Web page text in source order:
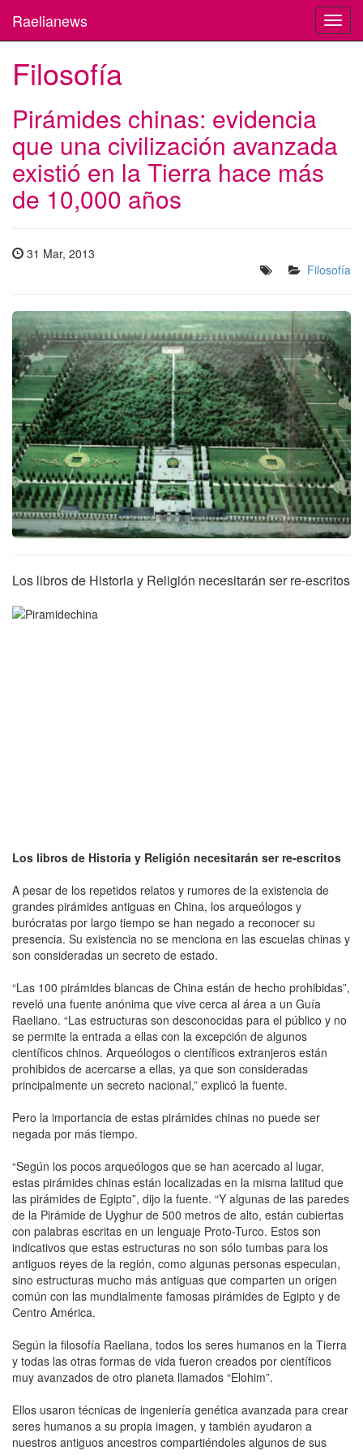
Raelianews
Filosofía
Pirámides chinas: evidencia
que una civilización avanzada
existió en la Tierra hace más
de 10,000 años
31 Mar, 2013
Filosofía
Los libros de Historia y Religión necesitarán ser re-escritos
Los libros de Historia y Religión necesitarán ser re-escritos
A pesar de los repetidos relatos y rumores de la existencia de
grandes pirámides antiguas en China, los arqueólogos y
burócratas por largo tiempo se han negado a reconocer su
presencia. Su existencia no se menciona en las escuelas chinas y
son consideradas un secreto de estado.
“Las 100 pirámides blancas de China están de hecho prohibidas”,
reveló una fuente anónima que vive cerca al área a un Guía
Raeliano. “Las estructuras son desconocidas para el público y no
se permite la entrada a ellas con la excepción de algunos
científicos chinos. Arqueólogos o científicos extranjeros están
prohibidos de acercarse a ellas, ya que son consideradas
principalmente un secreto nacional,” explicó la fuente.
Pero la importancia de estas pirámides chinas no puede ser
negada por más tiempo.
“Según los pocos arqueólogos que se han acercado al lugar,
estas pirámides chinas están localizadas en la misma latitud que
las pirámides de Egipto”, dijo la fuente. “Y algunas de las paredes
de la Pirámide de Uyghur de 500 metros de alto, están cubiertas
con palabras escritas en un lenguaje Proto-Turco. Estos son
indicativos que estas estructuras no son sólo tumbas para los
antiguos reyes de la región, como algunas personas especulan,
sino estructuras mucho más antiguas que comparten un origen
común con las mundialmente famosas pirámides de Egipto y de
Centro América.
Según la filosofía Raeliana, todos los seres humanos en la Tierra
y todas las otras formas de vida fueron creados por científicos
muy avanzados de otro planeta llamados “Elohim”.
Ellos usaron técnicas de ingeniería genética avanzada para crear
seres humanos a su propia imagen, y también ayudaron a
nuestros antiguos ancestros compartiéndoles algunos de sus